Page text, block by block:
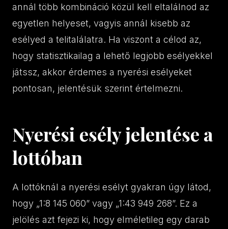
annál több kombináció közül kell eltalálnod az
egyetlen helyeset, vagyis annál kisebb az
esélyed a telitalálatra. Ha viszont a célod az,
hogy statisztikailag a lehető legjobb esélyekkel
játssz, akkor érdemes a nyerési esélyeket
pontosan, jelentésük szerint értelmezni.
Nyerési esély jelentése a
lottóban
A lottóknál a nyerési esélyt gyakran úgy látod,
hogy „1:8 145 060” vagy „1:43 949 268”. Ez a
jelölés azt fejezi ki, hogy elméletileg egy darab